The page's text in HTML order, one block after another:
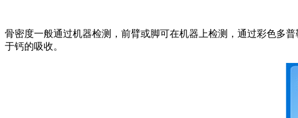
骨密度一般通过机器检测，前臂或脚可在机器上检测，通过彩色多
于钙的吸收。